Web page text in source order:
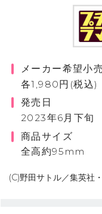
メーカー希望小
各1,980円(税込)
発売日
2023年6月下旬
商品サイズ
全高約95mm
(C)野田サトル／集英社